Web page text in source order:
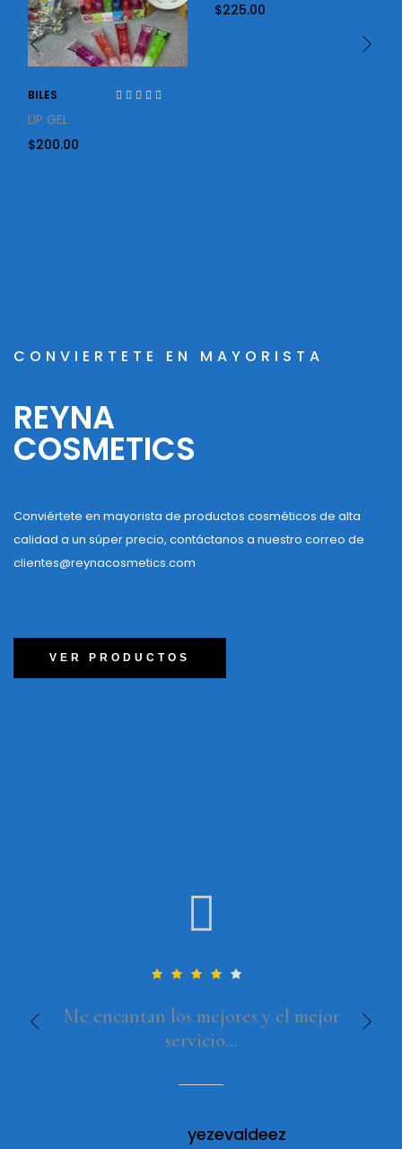
BILES
LIP GEL
$200.00
$225.00
CONVIERTETE EN MAYORISTA
REYNA
COSMETICS
Conviértete en mayorista de productos cosméticos de alta
calidad a un súper precio, contáctanos a nuestro correo de
clientes@reynacosmetics.com
VER PRODUCTOS
Me encantan los mejores y el mejor
servicio…
yezevaldeez